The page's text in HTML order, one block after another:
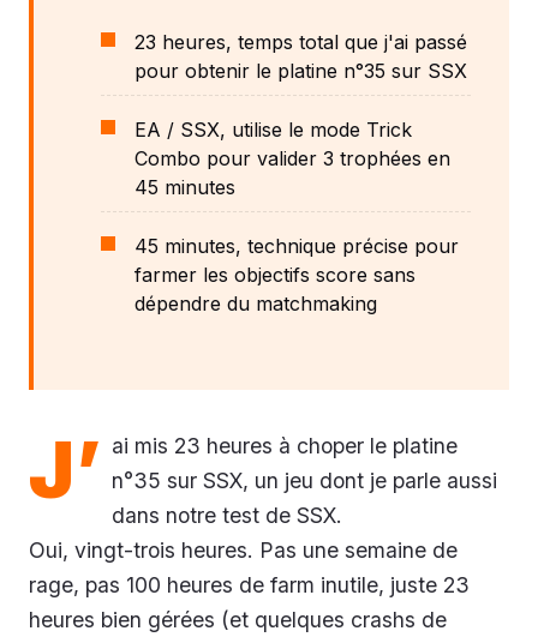
23 heures, temps total que j'ai passé
pour obtenir le platine n°35 sur SSX
EA / SSX, utilise le mode Trick
Combo pour valider 3 trophées en
45 minutes
45 minutes, technique précise pour
farmer les objectifs score sans
dépendre du matchmaking
J’ ai mis 23 heures à choper le platine
n°35 sur SSX, un jeu dont je parle aussi
dans notre test de SSX.
Oui, vingt-trois heures. Pas une semaine de
rage, pas 100 heures de farm inutile, juste 23
heures bien gérées (et quelques crashs de